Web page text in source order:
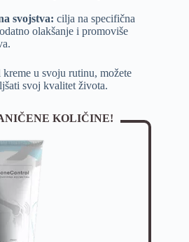
svojstva: cilja na specifična
olakšanje i promoviše
u svoju rutinu, možete
svoj kvalitet života.
KOLIČINE!